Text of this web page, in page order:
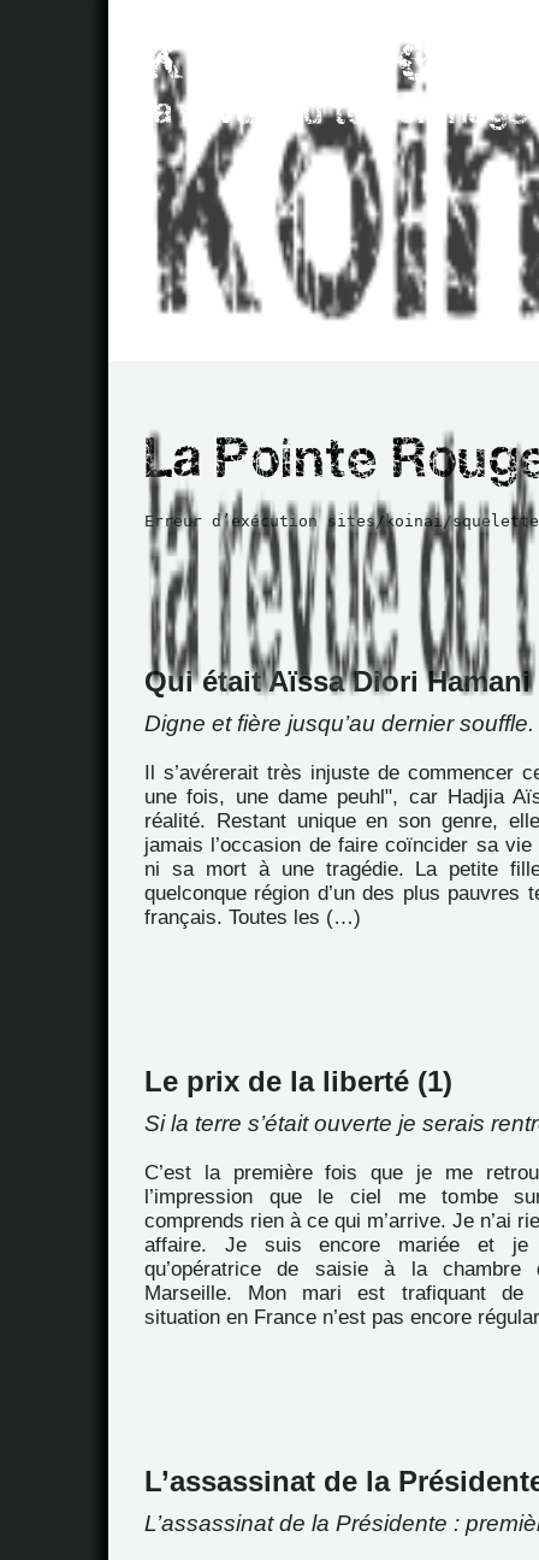
Erreur d’exécution sites/koinai/
Qui était Aïssa Diori Hamani
Digne et fière jusqu’au dernier souffle.
Il s’avérerait très injuste de commencer
une fois, une dame peuhl", car Hadjia
réalité. Restant unique en son genre,
jamais l’occasion de faire coïncider sa
ni sa mort à une tragédie. La petite
quelconque région d’un des plus pauvres
français. Toutes les (…)
Le prix de la liberté (1)
Si la terre s’était ouverte je serais
C’est la première fois que je me
l’impression que le ciel me tombe
comprends rien à ce qui m’arrive. Je n’ai
affaire. Je suis encore mariée et je
qu’opératrice de saisie à la chambre
Marseille. Mon mari est trafiquant de
situation en France n’est pas encore
L’assassinat de la
L’assassinat de la Présidente :